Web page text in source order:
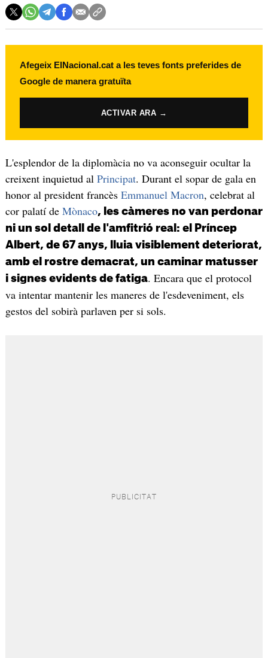
Afegeix ElNacional.cat a les teves fonts preferides de
Google de manera gratuïta
ACTIVAR ARA →
L'esplendor de la diplomàcia no va aconseguir ocultar la
creixent inquietud al Principat. Durant el sopar de gala en
honor al president francès Emmanuel Macron, celebrat al
cor palatí de Mònaco, les càmeres no van perdonar
ni un sol detall de l'amfitrió real: el Príncep
Albert, de 67 anys, lluia visiblement deteriorat,
amb el rostre demacrat, un caminar matusser
i signes evidents de fatiga. Encara que el protocol
va intentar mantenir les maneres de l'esdeveniment, els
gestos del sobirà parlaven per si sols.